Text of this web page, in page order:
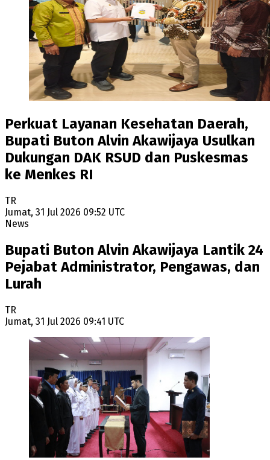
Perkuat Layanan Kesehatan Daerah,
Bupati Buton Alvin Akawijaya Usulkan
Dukungan DAK RSUD dan Puskesmas
ke Menkes RI
TR
Jumat, 31 Jul 2026 09:52 UTC
News
Bupati Buton Alvin Akawijaya Lantik 24
Pejabat Administrator, Pengawas, dan
Lurah
TR
Jumat, 31 Jul 2026 09:41 UTC